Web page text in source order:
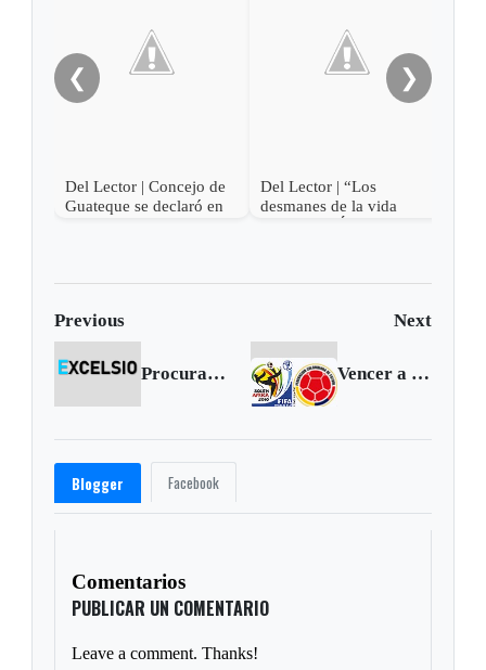
❮
Del Lector | Concejo de
Guateque se declaró en
Del Lector | “Los
desmanes de la vida
❯
Previous Next
Procuraduría suspende a ex director de Minas Vencer a Venezuela es la única opción
Blogger Facebook
Comentarios
PUBLICAR UN COMENTARIO
Leave a comment. Thanks!